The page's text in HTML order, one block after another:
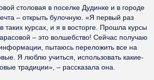
столовая в поселке Дудинке и в городе
– открыть булочную. «Я первый раз
таких курсах, и я в восторге. Прошла курсы
– это волшебство! Сейчас получаю
пытаюсь переложить все на
Я люблю учиться, использовать какие-
традиции», – рассказала она.